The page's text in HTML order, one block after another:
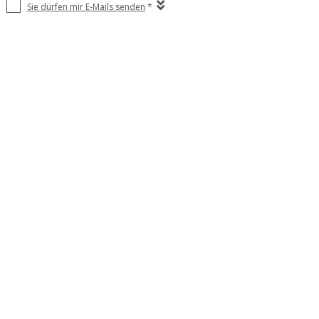
Sie dürfen mir E-Mails senden *